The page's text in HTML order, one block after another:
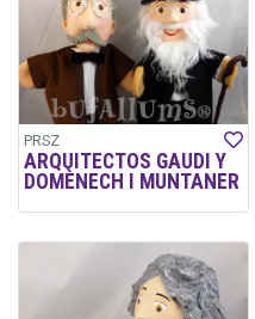
PRSZ
ARQUITECTOS GAUDI Y
DOMÈNECH I MUNTANER